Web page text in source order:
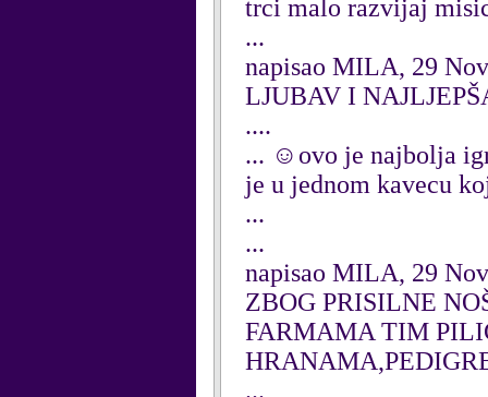
trci malo razvijaj
...
napisao MILA, 29
LJUBAV I
....
... ☺ovo je najbolja
je u jednom kavecu
...
...
napisao MILA, 29
ZBOG PRISILNE
FARMAMA TIM
...